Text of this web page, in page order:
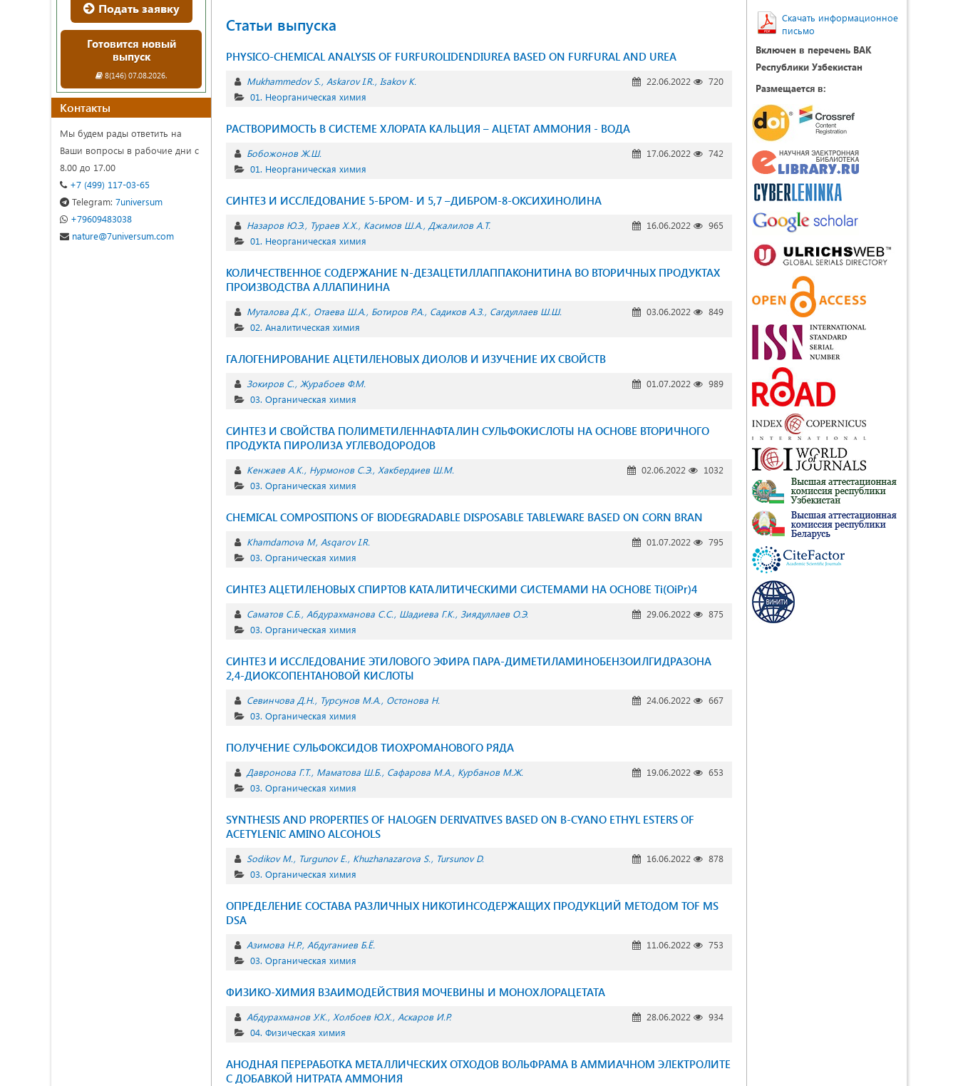
Статьи выпуска
PHYSICO-CHEMICAL ANALYSIS OF FURFUROLIDENDIUREA BASED ON FURFURAL AND UREA
Mukhammedov S. Askarov I.R. Isakov K. 22.06.2022
720
01. Неорганическая химия
РАСТВОРИМОСТЬ В СИСТЕМЕ ХЛОРАТА КАЛЬЦИЯ – АЦЕТАТ АММОНИЯ - ВОДА
Бобожонов Ж.Ш. 17.06.2022
742
01. Неорганическая химия
СИНТЕЗ И ИССЛЕДОВАНИЕ 5-БРОМ- И 5,7 –ДИБРОМ-8-ОКСИХИНОЛИНА
Назаров Ю.Э. Тураев Х.Х. Касимов Ш.А. Джалилов А.Т. 16.06.2022
965
01. Неорганическая химия
КОЛИЧЕСТВЕННОЕ СОДЕРЖАНИЕ N-ДЕЗАЦЕТИЛЛАППАКОНИТИНА ВО ВТОРИЧНЫХ ПРОДУКТАХ
ПРОИЗВОДСТВА АЛЛАПИНИНА
Муталова Д.К. Отаева Ш.А. Ботиров Р.А. Садиков А.З. Сагдуллаев Ш.Ш. 03.06.2022
849
02. Аналитическая химия
ГАЛОГЕНИРОВАНИЕ АЦЕТИЛЕНОВЫХ ДИОЛОВ И ИЗУЧЕНИЕ ИХ СВОЙСТВ
Зокиров С. Журабоев Ф.М. 01.07.2022
989
03. Органическая химия
СИНТЕЗ И СВОЙСТВА ПОЛИМЕТИЛЕННАФТАЛИН СУЛЬФОКИСЛОТЫ НА ОСНОВЕ ВТОРИЧНОГО
ПРОДУКТА ПИРОЛИЗА УГЛЕВОДОРОДОВ
Кенжаев А.К. Нурмонов С.Э. Хакбердиев Ш.М. 02.06.2022
1032
03. Органическая химия
CHEMICAL COMPOSITIONS OF BIODEGRADABLE DISPOSABLE TABLEWARE BASED ON CORN BRAN
Khamdamova M Asqarov I.R. 01.07.2022
795
03. Органическая химия
СИНТЕЗ АЦЕТИЛЕНОВЫХ СПИРТОВ КАТАЛИТИЧЕСКИМИ СИСТЕМАМИ НА ОСНОВЕ Ti(OiPr)4
Cаматов С.Б. Абдурахманова С.С. Шадиева Г.К. Зиядуллаев О.Э. 29.06.2022
875
03. Органическая химия
СИНТЕЗ И ИССЛЕДОВАНИЕ ЭТИЛОВОГО ЭФИРА ПАРА-ДИМЕТИЛАМИНОБЕНЗОИЛГИДРАЗОНА
2,4-ДИОКСОПЕНТАНОВОЙ КИСЛОТЫ
Севинчова Д.Н. Турсунов М.А. Остонова Н. 24.06.2022
667
03. Органическая химия
ПОЛУЧЕНИЕ СУЛЬФОКСИДОВ ТИОХРОМАНОВОГО РЯДА
Давронова Г.Т. Маматова Ш.Б. Сафарова М.А. Курбанов М.Ж. 19.06.2022
653
03. Органическая химия
SYNTHESIS AND PROPERTIES OF HALOGEN DERIVATIVES BASED ON Β-CYANO ETHYL ESTERS OF
ACETYLENIC AMINO ALCOHOLS
Sodikov M. Turgunov E. Khuzhanazarova S. Tursunov D. 16.06.2022
878
03. Органическая химия
ОПРЕДЕЛЕНИЕ СОСТАВА РАЗЛИЧНЫХ НИКОТИНСОДЕРЖАЩИХ ПРОДУКЦИЙ МЕТОДОМ TOF MS
DSA
Азимова Н.Р. Абдуганиев Б.Ё. 11.06.2022
753
03. Органическая химия
ФИЗИКО-ХИМИЯ ВЗАИМОДЕЙСТВИЯ МОЧЕВИНЫ И МОНОХЛОРАЦЕТАТА
Абдурахманов У.К. Холбоев Ю.Х. Аскаров И.Р. 28.06.2022
934
04. Физическая химия
АНОДНАЯ ПЕРЕРАБОТКА МЕТАЛЛИЧЕСКИХ ОТХОДОВ ВОЛЬФРАМА В АММИАЧНОМ ЭЛЕКТРОЛИТЕ
С ДОБАВКОЙ НИТРАТА АММОНИЯ
Подать заявку
Готовится новый
выпуск
8(146) 07.08.2026.
Контакты
Мы будем рады ответить на
Ваши вопросы в рабочие дни с
8.00 до 17.00
+7 (499) 117-03-65
Telegram: 7universum
+79609483038
nature@7universum.com
Скачать информационное
письмо
Включен в перечень ВАК
Республики Узбекистан
Размещается в: